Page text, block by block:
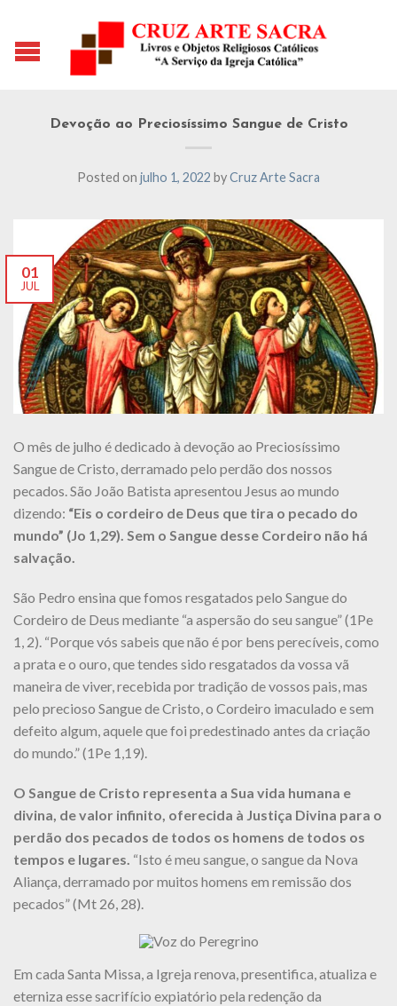
Devoção ao Preciosíssimo Sangue de Cristo
Posted on julho 1, 2022 byCruz Arte Sacra
01
JUL
O mês de julho é dedicado à devoção ao Preciosíssimo
Sangue de Cristo, derramado pelo perdão dos nossos
pecados. São João Batista apresentou Jesus ao mundo
dizendo: “Eis o cordeiro de Deus que tira o pecado do
mundo” (Jo 1,29). Sem o Sangue desse Cordeiro não há
salvação.
São Pedro ensina que fomos resgatados pelo Sangue do
Cordeiro de Deus mediante “a aspersão do seu sangue” (1Pe
1, 2). “Porque vós sabeis que não é por bens perecíveis, como
a prata e o ouro, que tendes sido resgatados da vossa vã
maneira de viver, recebida por tradição de vossos pais, mas
pelo precioso Sangue de Cristo, o Cordeiro imaculado e sem
defeito algum, aquele que foi predestinado antes da criação
do mundo.” (1Pe 1,19).
O Sangue de Cristo representa a Sua vida humana e
divina, de valor infinito, oferecida à Justiça Divina para o
perdão dos pecados de todos os homens de todos os
tempos e lugares. “Isto é meu sangue, o sangue da Nova
Aliança, derramado por muitos homens em remissão dos
pecados” (Mt 26, 28).
Em cada Santa Missa, a Igreja renova, presentifica, atualiza e
eterniza esse sacrifício expiatório pela redenção da